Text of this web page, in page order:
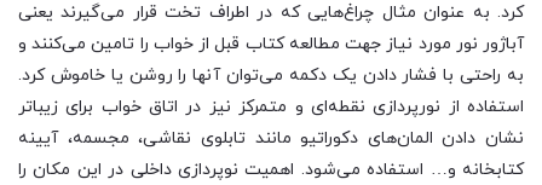
کرد. به عنوان مثال چراغ‌هایی که در اطراف تخت قرار می‌گیرند یعنی
آباژور نور مورد نیاز جهت مطالعه کتاب قبل از خواب را تامین می‌کنند و
به راحتی با فشار دادن یک دکمه می‌توان آنها را روشن یا خاموش کرد.
استفاده از نورپردازی نقطه‌ای و متمرکز نیز در اتاق خواب برای زیباتر
نشان دادن المان‌های دکوراتیو مانند تابلوی نقاشی، مجسمه، آیینه
کتابخانه و… استفاده می‌شود. اهمیت نوپردازی داخلی در این مکان را